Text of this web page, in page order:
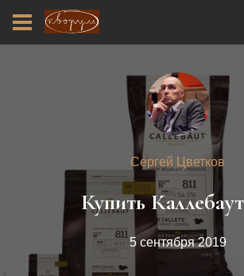
Сергей Цветков
Купить
5 сентября 2019